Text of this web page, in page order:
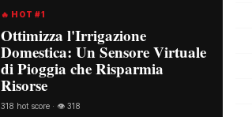
🔥 HOT #1
Ottimizza l'Irrigazione
Domestica: Un Sensore Virtuale
di Pioggia che Risparmia
Risorse
318 hot score · 👁️ 318